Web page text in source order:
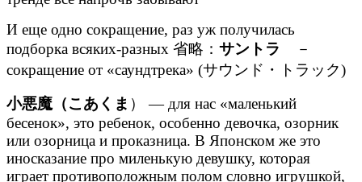
И еще одно сокращение, раз уж получилась
подборка всяких-разных 省略： サントラ
－
сокращение от «саундтрека» (サウンド・トラック)
小悪魔（こあくま ） — для нас «маленький
бесенок», это ребенок, особенно девочка, озорник
или озорница и проказница. В Японском же это
иносказание про миленькую девушку, которая
играет противоположным полом словно игрушкой,